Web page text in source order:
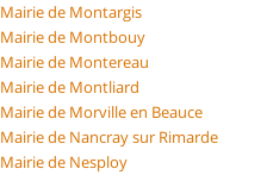
Mairie de Montargis
Mairie de Montbouy
Mairie de Montereau
Mairie de Montliard
Mairie de Morville en Beauce
Mairie de Nancray sur Rimarde
Mairie de Nesploy